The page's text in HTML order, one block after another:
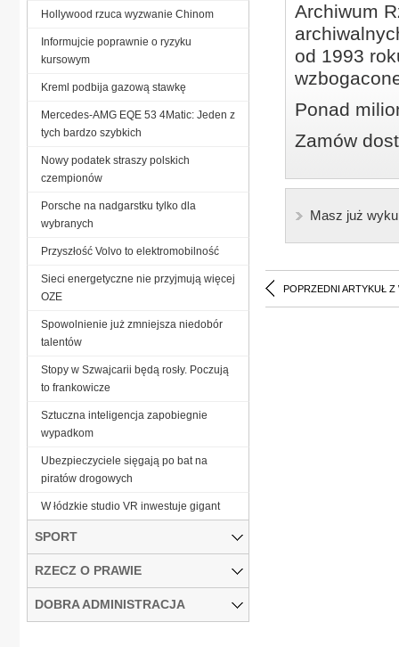
Archiwum
od 1993
Ponad
Zamów
Masz już
POPRZEDNI ARTYKUŁ Z
Hollywood rzuca wyzwanie Chinom
Informujcie poprawnie o ryzyku
kursowym
Kreml podbija gazową stawkę
Mercedes-AMG EQE 53 4Matic: Jeden z
tych bardzo szybkich
Nowy podatek straszy polskich
czempionów
Porsche na nadgarstku tylko dla
wybranych
Przyszłość Volvo to elektromobilność
Sieci energetyczne nie przyjmują więcej
OZE
Spowolnienie już zmniejsza niedobór
talentów
Stopy w Szwajcarii będą rosły. Poczują
to frankowicze
Sztuczna inteligencja zapobiegnie
wypadkom
Ubezpieczyciele sięgają po bat na
piratów drogowych
W łódzkie studio VR inwestuje gigant
SPORT
RZECZ O PRAWIE
DOBRA ADMINISTRACJA